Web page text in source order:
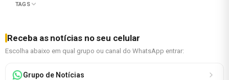
TAGS
Receba as notícias no seu celular
Escolha abaixo em qual grupo ou canal do WhatsApp entrar:
Grupo de Notícias